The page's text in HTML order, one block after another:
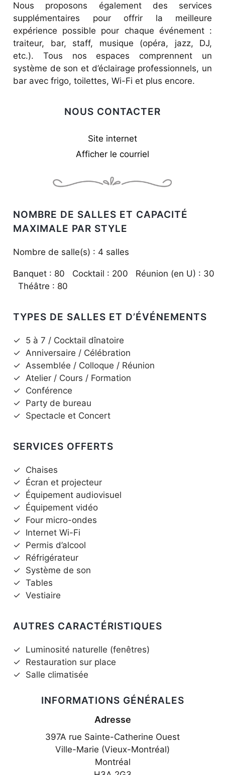
Nous proposons également des services
supplémentaires pour offrir la meilleure
expérience possible pour chaque événement :
traiteur, bar, staff, musique (opéra, jazz, DJ,
etc.). Tous nos espaces comprennent un
système de son et d’éclairage professionnels, un
bar avec frigo, toilettes, Wi-Fi et plus encore.
NOUS CONTACTER
Site internet
Afficher le courriel
NOMBRE DE SALLES ET CAPACITÉ
MAXIMALE PAR STYLE
Nombre de salle(s) : 4 salles
Banquet : 80 Cocktail : 200 Réunion (en U) : 30
Théâtre : 80
TYPES DE SALLES ET D’ÉVÉNEMENTS
✓ 5 à 7 / Cocktail dînatoire
✓ Anniversaire / Célébration
✓ Assemblée / Colloque / Réunion
✓ Atelier / Cours / Formation
✓ Conférence
✓ Party de bureau
✓ Spectacle et Concert
SERVICES OFFERTS
✓ Chaises
✓ Écran et projecteur
✓ Équipement audiovisuel
✓ Équipement vidéo
✓ Four micro-ondes
✓ Internet Wi-Fi
✓ Permis d’alcool
✓ Réfrigérateur
✓ Système de son
✓ Tables
✓ Vestiaire
AUTRES CARACTÉRISTIQUES
✓ Luminosité naturelle (fenêtres)
✓ Restauration sur place
✓ Salle climatisée
INFORMATIONS GÉNÉRALES
Adresse
397A rue Sainte-Catherine Ouest
Ville-Marie (Vieux-Montréal)
Montréal